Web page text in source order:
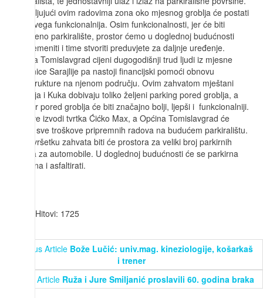
Zahvaljujući ovim radovima zona oko mjesnog groblja će postati
prije svega funkcionalnija. Osim funkcionalnosti, jer će biti
izgrađeno parkiralište, prostor ćemo u doglednoj budućnosti
osuvremeniti i time stvoriti preduvjete za daljnje uređenje.
Općina Tomislavgrad cijeni dugogodišnji trud ljudi iz mjesne
zajednice Sarajlije pa nastoji financijski pomoći obnovu
infrastrukture na njenom području. Ovim zahvatom mještani
Sarajlija i Kuka dobivaju toliko željeni parking pored groblja, a
prostor pored groblja će biti značajno bolji, ljepši i funkcionalniji.
Radove izvodi tvrtka Ćićko Max, a Općina Tomislavgrad će
pokriti sve troškove pripremnih radova na budućem parkiralištu.
Po završetku zahvata biti će prostora za veliki broj parkirnih
mjesta za automobile. U doglednoj budućnosti će se parkirna
površina i asfaltirati.
Hitovi: 1725
Previous Article Bože Lučić: univ.mag. kineziologije, košarkaš
i trener
Next Article Ruža i Jure Smiljanić proslavili 60. godina braka